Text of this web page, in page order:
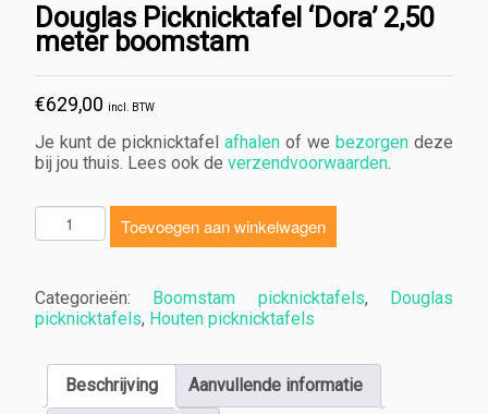
Douglas Picknicktafel ‘Dora’ 2,50
meter boomstam
€629,00 incl. BTW
Je kunt de picknicktafel afhalen of we bezorgen deze
bij jou thuis. Lees ook de verzendvoorwaarden.
o
g
l
Toevoegen aan winkelwagen
Categorieën: Boomstam picknicktafels,
Douglas
picknicktafels, Houten picknicktafels
Beschrijving Aanvullende informatie